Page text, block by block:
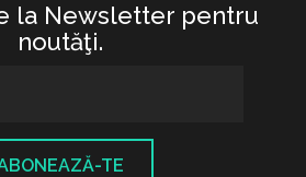
la Newsletter pentru
noutăţi.
TE